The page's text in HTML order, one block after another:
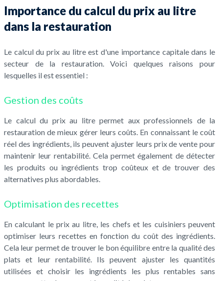
Importance du calcul du prix au litre
dans la restauration
Le calcul du prix au litre est d'une importance capitale dans le
secteur de la restauration. Voici quelques raisons pour
lesquelles il est essentiel :
Gestion des coûts
Le calcul du prix au litre permet aux professionnels de la
restauration de mieux gérer leurs coûts. En connaissant le coût
réel des ingrédients, ils peuvent ajuster leurs prix de vente pour
maintenir leur rentabilité. Cela permet également de détecter
les produits ou ingrédients trop coûteux et de trouver des
alternatives plus abordables.
Optimisation des recettes
En calculant le prix au litre, les chefs et les cuisiniers peuvent
optimiser leurs recettes en fonction du coût des ingrédients.
Cela leur permet de trouver le bon équilibre entre la qualité des
plats et leur rentabilité. Ils peuvent ajuster les quantités
utilisées et choisir les ingrédients les plus rentables sans